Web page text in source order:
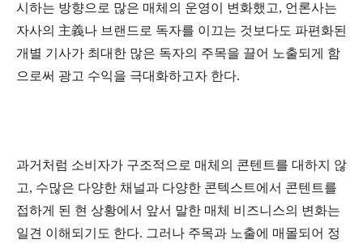
시하는 방향으로 많은 매체의 운영이 변화했고, 언론사는
자사의 主義나 브랜드로 독자를 이끄는 것보다도 파편화된
개별 기사가 최대한 많은 독자의 주목을 끌어 노출되게 함
으로써 광고 수익을 극대화하고자 한다.
과거처럼 소비자가 구조적으로 매체의 콘텐트를 대하지 않
고, 수많은 다양한 채널과 다양한 콘텍스트에서 콘텐트를
접하게 된 현 상황에서 앞서 말한 매체 비즈니스의 변화는
일견 이해되기도 한다. 그러나 주목과 노출에 매몰되어 정